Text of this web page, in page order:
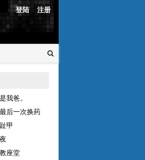
登陆 注册
我爸。
后一次换药
甲
座堂